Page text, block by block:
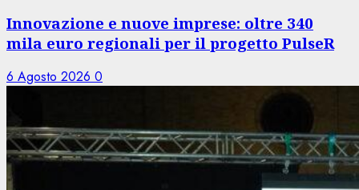
Innovazione e nuove imprese: oltre 340
mila euro regionali per il progetto PulseR
6 Agosto 2026 0